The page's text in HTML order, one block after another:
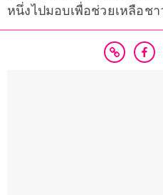
หนึ่งไปมอบเพื่อช่วยเหลือช